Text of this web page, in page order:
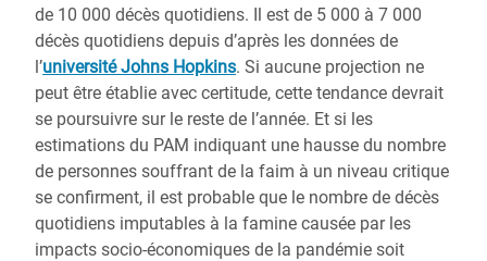
de 10 000 décès quotidiens. Il est de 5 000 à 7 000
décès quotidiens depuis d’après les données de
l’université Johns Hopkins. Si aucune projection ne
peut être établie avec certitude, cette tendance devrait
se poursuivre sur le reste de l’année. Et si les
estimations du PAM indiquant une hausse du nombre
de personnes souffrant de la faim à un niveau critique
se confirment, il est probable que le nombre de décès
quotidiens imputables à la famine causée par les
impacts socio-économiques de la pandémie soit